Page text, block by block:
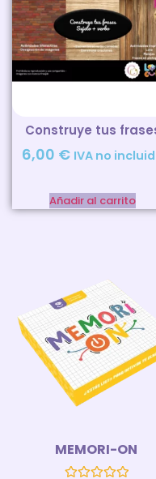
Construye tus
6,00 € IVA no
Añadir al carrito
MEMORI-ON